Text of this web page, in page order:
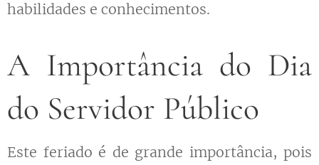
habilidades e conhecimentos.
A Importância do Dia
do Servidor Público
Este feriado é de grande importância, pois